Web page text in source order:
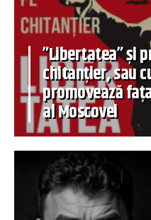
”Libertatea” și
chitanțier, sau
promovează
al Moscovei